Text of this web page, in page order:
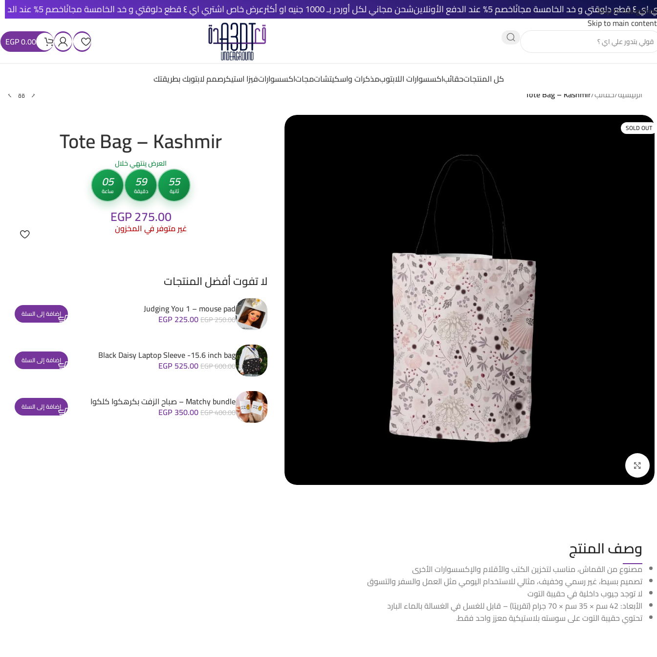
Skip to navigation
Skip to main content
خصم 5% عند الدفع الأونلاين عرض خاص اشتري اي ٤ قطع دلوقتي و خد الخامسة مجانًا شحن مجاني لكل أوردر بـ 1000 جنيه او أكثر خصم 5% عند الدفع الأونلاين
EGP0.00
كل المنتجاتحقائباكسسوارات اللابتوبمذكرات واسكيتشاتمجاتاكسسواراتفيزا استيكرصمم لابتوبك بطريقتك
الرئيسية/حقائب/
Tote Bag – Kashmir
SOLD OUT
Tote Bag – Kashmir
العرض ينتهي خلال
05
ساعة 59
دقيقة 54
ثانية
EGP275.00
غير متوفر في المخزون
لا تفوت أفضل المنتجات
Judging You 1 – mouse pad
EGP250.00
EGP 225.00 إضافة إلى السلة
Black Daisy Laptop Sleeve -15.6 inch bag
EGP600.00
EGP 525.00 إضافة إلى السلة
Matchy bundle – صباح الزفت بكرهكوا كلكوا
EGP400.00
EGP 350.00 إضافة إلى السلة
وصف المنتج
مصنوع من القماش، مناسب لتخزين الكتب والأقلام والإكسسوارات الأخرى
تصميم بسيط، غير رسمي وخفيف، مثالي للاستخدام اليومي مثل العمل والسفر والتسوق
لا توجد جيوب داخلية في حقيبة التوت
الأبعاد: 42 سم × 35 سم × 70 جرام (تقريبًا) – قابل للغسل في الغسالة بالماء البارد
تحتوي حقيبة التوت على سوسته بلاستيكية معزز واحد فقط.